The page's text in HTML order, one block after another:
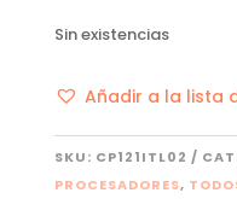
Sin existencias
Añadir a la lista
SKU: CP121ITL02
PROCESADORES,